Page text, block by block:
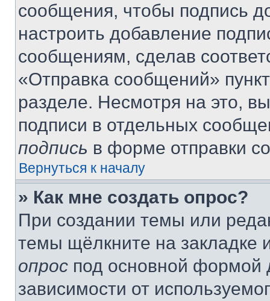
сообщения, чтобы подпись
настроить добавление
сообщениям, сделав
«Отправка сообщений»
разделе. Несмотря на это,
подписи в отдельных
подпись в форме отправки
Вернуться к началу
» Как мне создать опрос?
При создании темы или
темы щёлкните на
опрос под основной формой
зависимости от